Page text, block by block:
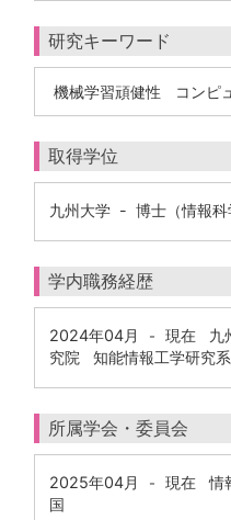
研究キーワード
機械学習頑健性 コンピ
取得学位
九州大学 - 博士（情報
学内職務経歴
2024年04月 - 現在 九
究院 知能情報工学研究
所属学会・委員会
2025年04月 - 現在 情
国